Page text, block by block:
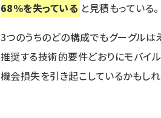
68%を失っている と見積もっている。
3つのうちのどの構成でもグーグルは
推奨する技術的要件どおりにモバイ
機会損失を引き起こしているかもしれ